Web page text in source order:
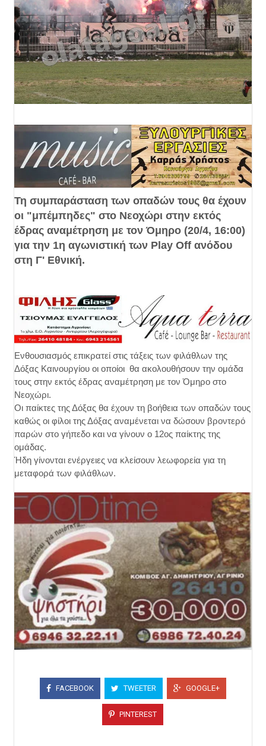
Τη συμπαράσταση των οπαδών τους θα έχουν
οι "μπέμπηδες" στο Νεοχώρι στην εκτός
έδρας αναμέτρηση με τον Όμηρο (20/4, 16:00)
για την 1η αγωνιστική των Play Off ανόδου
στη Γ' Εθνική.
Ενθουσιασμός επικρατεί στις τάξεις των φιλάθλων της
Δόξας Καινουργίου οι οποίοι θα ακολουθήσουν την ομάδα
τους στην εκτός έδρας αναμέτρηση με τον Όμηρο στο
Νεοχώρι.
Οι παίκτες της Δόξας θα έχουν τη βοήθεια των οπαδών τους
καθώς οι φίλοι της Δόξας αναμένεται να δώσουν βροντερό
παρών στο γήπεδο και να γίνουν ο 12ος παίκτης της
ομάδας.
Ήδη γίνονται ενέργειες να κλείσουν λεωφορεία για τη
μεταφορά των φιλάθλων.
FACEBOOK TWEETER GOOGLE+
PINTEREST